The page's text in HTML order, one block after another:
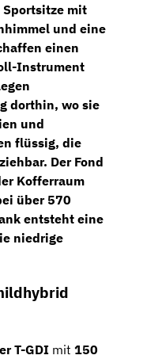
Sportsitze mit
und eine
einen
Instrument
dorthin, wo sie
und
flüssig, die
Der Fond
Kofferraum
über 570
entsteht eine
niedrige
T-GDI mit 150